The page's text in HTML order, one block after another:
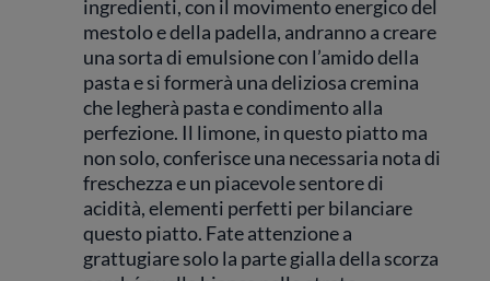
ingredienti, con il movimento energico del
mestolo e della padella, andranno a creare
una sorta di emulsione con l’amido della
pasta e si formerà una deliziosa cremina
che legherà pasta e condimento alla
perfezione. Il limone, in questo piatto ma
non solo, conferisce una necessaria nota di
freschezza e un piacevole sentore di
acidità, elementi perfetti per bilanciare
questo piatto. Fate attenzione a
grattugiare solo la parte gialla della scorza